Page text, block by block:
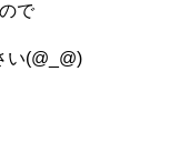
で
い(@_@)